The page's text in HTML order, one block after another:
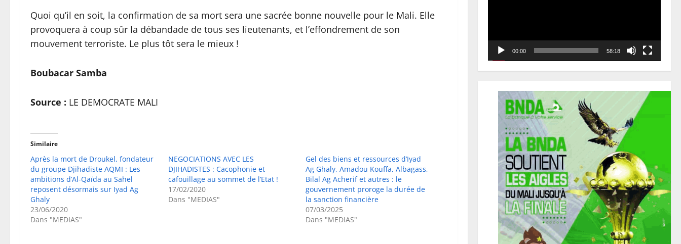
Quoi qu’il en soit, la confirmation de sa mort sera une sacrée bonne nouvelle pour le Mali. Elle
provoquera à coup sûr la débandade de tous ses lieutenants, et l’effondrement de son
mouvement terroriste. Le plus tôt sera le mieux !
Boubacar Samba
Source : LE DEMOCRATE MALI
Similaire
Après la mort de Droukel, fondateur
du groupe Djihadiste AQMI : Les
ambitions d’Al-Qaïda au Sahel
reposent désormais sur Iyad Ag
Ghaly
23/06/2020
Dans "MEDIAS"
NEGOCIATIONS AVEC LES
DJIHADISTES : Cacophonie et
cafouillage au sommet de l’Etat !
17/02/2020
Dans "MEDIAS"
Gel des biens et ressources d’Iyad
Ag Ghaly, Amadou Kouffa, Albagass,
Bilal Ag Acherif et autres : le
gouvernement proroge la durée de
la sanction financière
07/03/2025
Dans "MEDIAS"
00:00 58:18